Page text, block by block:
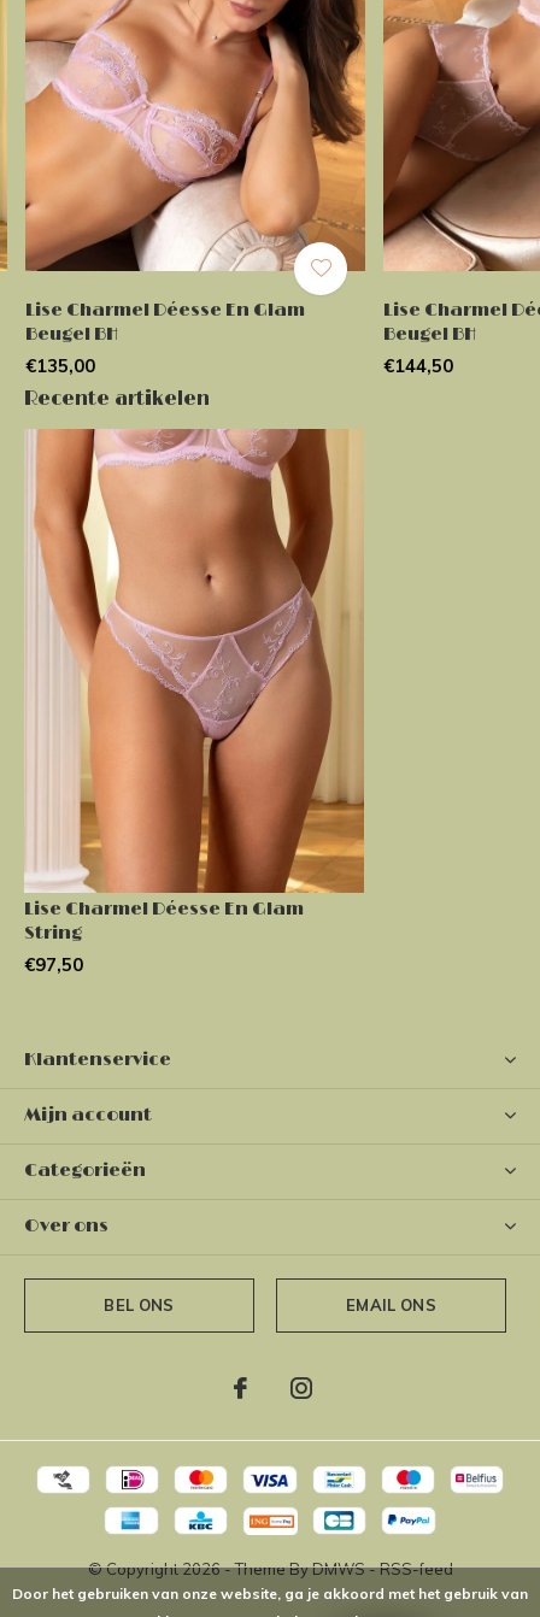
Lise Charmel Déesse En Glam
Beugel BH
€135,00
Lise Charmel
Beugel BH
€144,50
Recente artikelen
Lise Charmel Déesse En Glam
String
€97,50
Klantenservice
Mijn account
Categorieën
Over ons
BEL ONS EMAIL ONS
© Copyright2026- Theme ByDMWS-RSS-feed
Door het gebruiken van onze website, ga je akkoord met het gebruik van